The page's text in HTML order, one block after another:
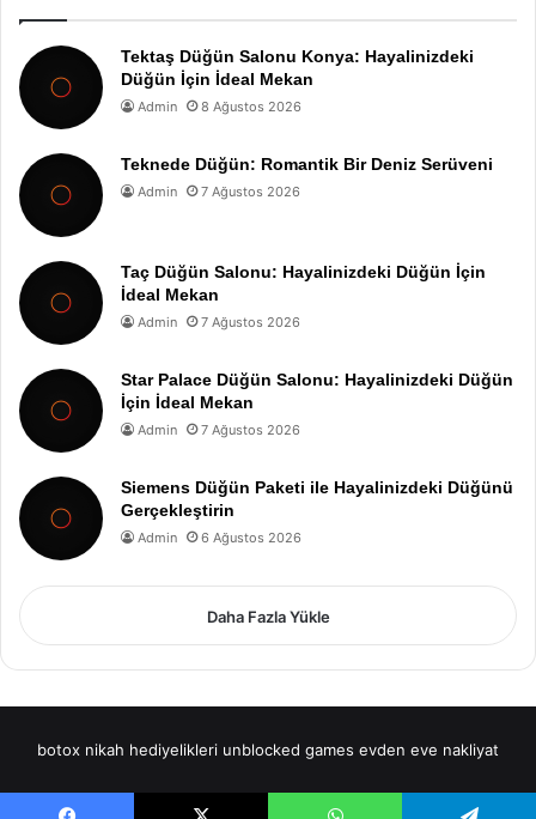
Tektaş Düğün Salonu Konya: Hayalinizdeki
Düğün İçin İdeal Mekan
Admin 8 Ağustos 2026
Teknede Düğün: Romantik Bir Deniz Serüveni
Admin 7 Ağustos 2026
Taç Düğün Salonu: Hayalinizdeki Düğün İçin
İdeal Mekan
Admin 7 Ağustos 2026
Star Palace Düğün Salonu: Hayalinizdeki Düğün
İçin İdeal Mekan
Admin 7 Ağustos 2026
Siemens Düğün Paketi ile Hayalinizdeki Düğünü
Gerçekleştirin
Admin 6 Ağustos 2026
Daha Fazla Yükle
botox nikah hediyelikleri unblocked games evden eve nakliyat